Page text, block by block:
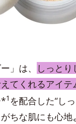
」は、
しっと
てくれるアイテ
1 を配合した“し
ちな肌にも心地